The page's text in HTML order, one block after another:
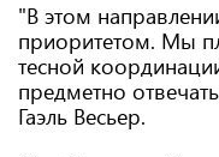
"В этом
приоритетом. Мы
тесной
предметно
Гаэль Весьер.